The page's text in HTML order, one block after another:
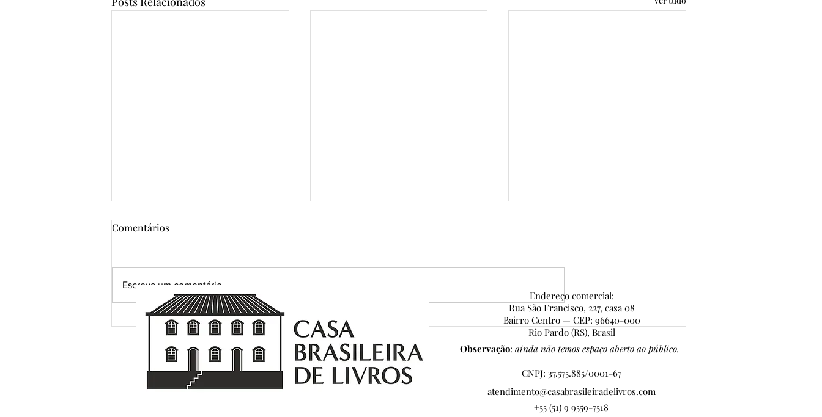
Uma pena. R$ 120.000,00 em
possibilidades.
Conceição Lima, Autora
Homenageada da 7ª edição do
Pena de Ouro
Comentários
Escreva um comentário
Endereço comercial:
Rua São Francisco, 227, casa 08
Bairro Centro — CEP: 96640-000
Rio Pardo (RS), Brasil
Observação: ainda não temos espaço aberto ao público.
CNPJ: 37.575.885/0001-67
atendimento@casabrasileiradelivros.com
+55 (51) 9 9559-7518